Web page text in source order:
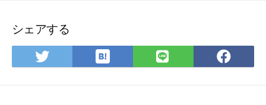
シェアする
Twitter
で
は
て
LINE
で
で